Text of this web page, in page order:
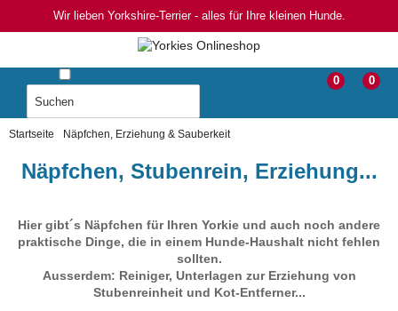
Wir lieben Yorkshire-Terrier - alles für Ihre kleinen Hunde.
0
0
Startseite Näpfchen, Erziehung & Sauberkeit
Näpfchen, Stubenrein, Erziehung...
Hier gibt´s Näpfchen für Ihren Yorkie und auch noch andere
praktische Dinge, die in einem Hunde-Haushalt nicht fehlen
sollten.
Ausserdem: Reiniger, Unterlagen zur Erziehung von
Stubenreinheit und Kot-Entferner...